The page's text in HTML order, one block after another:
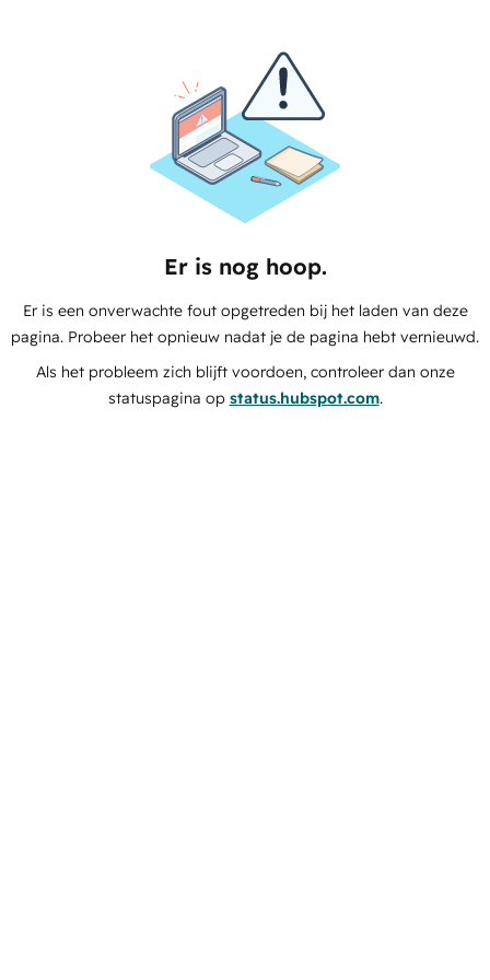
Er is nog hoop.
Er is een onverwachte fout opgetreden bij het laden van deze
pagina. Probeer het opnieuw nadat je de pagina hebt vernieuwd.
Als het probleem zich blijft voordoen, controleer dan onze
statuspagina op status.hubspot.com.